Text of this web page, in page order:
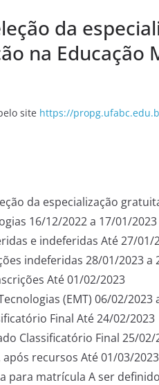
da
na Educação
site https://
da especialização
16/12/2022 a 17/01/2023
e indeferidas Até 27/01/
indeferidas 28/01/2023 a
Até 01/02/2023
(EMT) 06/02/2023
Final Até 24/02/2023
Classificatório Final 25/02/
recursos Até 01/03/
para matrícula A ser